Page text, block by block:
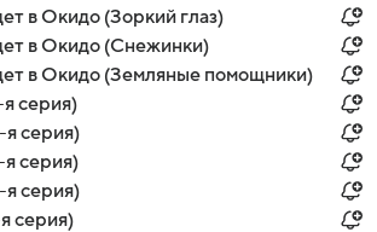
в Окидо (Зоркий глаз)
в Окидо (Снежинки)
в Окидо (Земляные помощники)
серия)
серия)
серия)
серия)
серия)